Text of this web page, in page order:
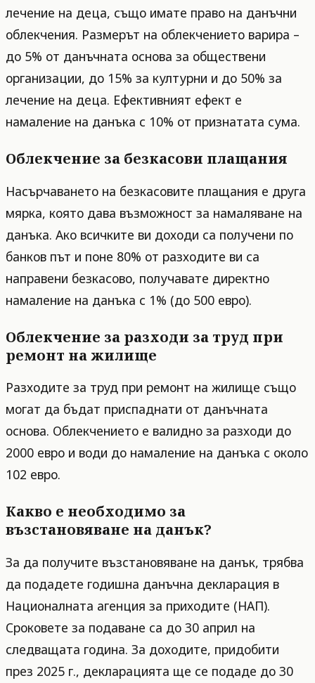
лечение на деца, също имате право на данъчни
облекчения. Размерът на облекчението варира –
до 5% от данъчната основа за обществени
организации, до 15% за културни и до 50% за
лечение на деца. Ефективният ефект е
намаление на данъка с 10% от признатата сума.
Облекчение за безкасови плащания
Насърчаването на безкасовите плащания е друга
мярка, която дава възможност за намаляване на
данъка. Ако всичките ви доходи са получени по
банков път и поне 80% от разходите ви са
направени безкасово, получавате директно
намаление на данъка с 1% (до 500 евро).
Облекчение за разходи за труд при
ремонт на жилище
Разходите за труд при ремонт на жилище също
могат да бъдат приспаднати от данъчната
основа. Облекчението е валидно за разходи до
2000 евро и води до намаление на данъка с около
102 евро.
Какво е необходимо за
възстановяване на данък?
За да получите възстановяване на данък, трябва
да подадете годишна данъчна декларация в
Националната агенция за приходите (НАП).
Сроковете за подаване са до 30 април на
следващата година. За доходите, придобити
през 2025 г., декларацията ще се подаде до 30